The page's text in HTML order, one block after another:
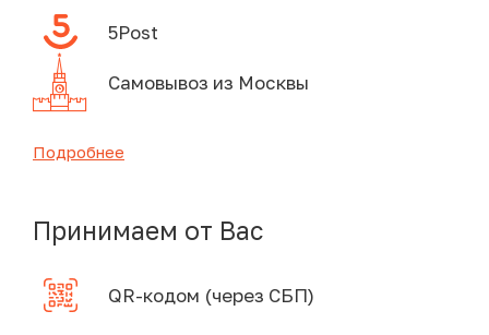
5Post
Самовывоз из Москвы
Подробнее
Принимаем от Вас
QR-кодом (через СБП)